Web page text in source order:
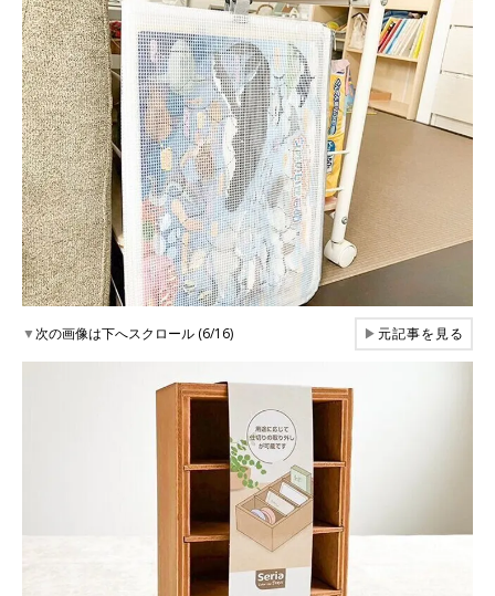
▼次の画像は下へスクロール (6/16) ▶元記事を見る